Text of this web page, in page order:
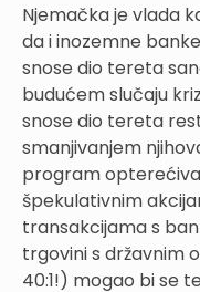
Njemačka je vlada
da i inozemne
snose dio tereta
budućem slučaju
snose dio tereta
smanjivanjem
program
špekulativnim
transakcijama s
trgovini s državnim
40:1!) mogao bi se